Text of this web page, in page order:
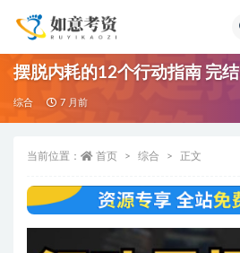
摆脱内耗的12个行动指南 完结
综合 7 月前
当前位置： 首页 综合 正文